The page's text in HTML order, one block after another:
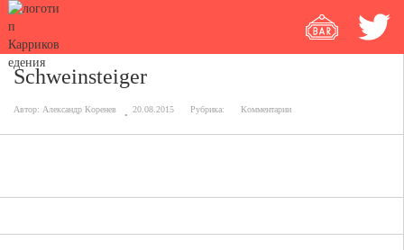
Schweinsteiger
Автор: Александр Коренев 20.08.2015 Рубрика: Комментарии